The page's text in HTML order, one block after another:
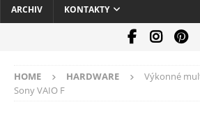
ARCHIV KONTAKTY
HOME HARDWARE
Výkonné
Sony VAIO F